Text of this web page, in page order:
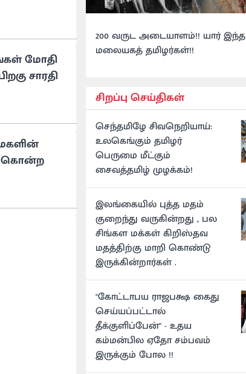
மோதி
சாரதி
கொன்ற
200 வருட அடையாளம்!! யார் இந்த
மலையகத் தமிழர்கள்!!
சிறப்பு செய்திகள்
செந்தமிழே சிவநெறியாய்:
உலகெங்கும் தமிழர்
பெருமை மீட்கும்
சைவத்தமிழ் முழக்கம்!
இலங்கையில் புத்த மதம்
குறைந்து வருகின்றது , பல
சிங்கள மக்கள் கிறிஸ்தவ
மதத்திற்கு மாறி கொண்டு
இருக்கின்றார்கள் .
"கோட்டாபய ராஜபக்ஷ கைது
செய்யப்பட்டால்
தீக்குளிப்பேன்" - உதய
கம்மன்பில ஏதோ சம்பவம்
இருக்கும் போல !!